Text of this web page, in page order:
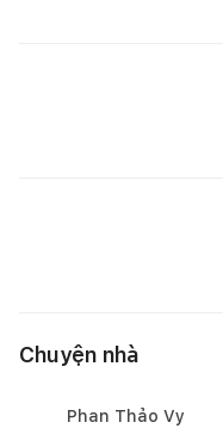
Chuyện nhà
Phan Thảo Vy